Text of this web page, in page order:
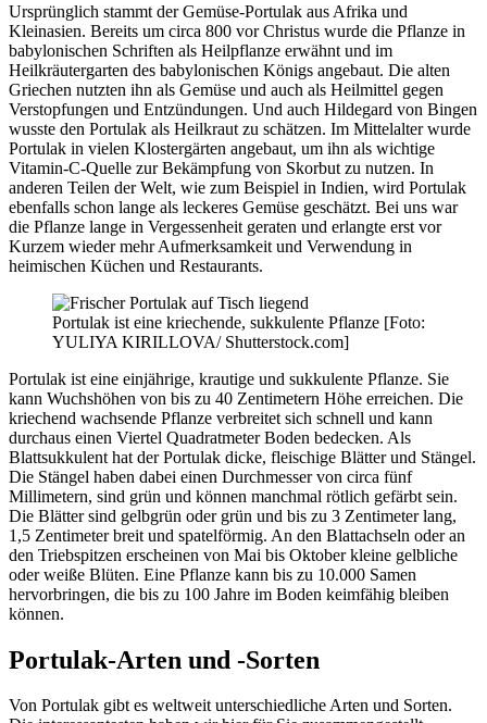
Ursprünglich stammt der Gemüse-Portulak aus Afrika und
Kleinasien. Bereits um circa 800 vor Christus wurde die Pflanze in
babylonischen Schriften als Heilpflanze erwähnt und im
Heilkräutergarten des babylonischen Königs angebaut. Die alten
Griechen nutzten ihn als Gemüse und auch als Heilmittel gegen
Verstopfungen und Entzündungen. Und auch Hildegard von Bingen
wusste den Portulak als Heilkraut zu schätzen. Im Mittelalter wurde
Portulak in vielen Klostergärten angebaut, um ihn als wichtige
Vitamin-C-Quelle zur Bekämpfung von Skorbut zu nutzen. In
anderen Teilen der Welt, wie zum Beispiel in Indien, wird Portulak
ebenfalls schon lange als leckeres Gemüse geschätzt. Bei uns war
die Pflanze lange in Vergessenheit geraten und erlangte erst vor
Kurzem wieder mehr Aufmerksamkeit und Verwendung in
heimischen Küchen und Restaurants.
Portulak ist eine kriechende, sukkulente Pflanze [Foto:
YULIYA KIRILLOVA/ Shutterstock.com]
Portulak ist eine einjährige, krautige und sukkulente Pflanze. Sie
kann Wuchshöhen von bis zu 40 Zentimetern Höhe erreichen. Die
kriechend wachsende Pflanze verbreitet sich schnell und kann
durchaus einen Viertel Quadratmeter Boden bedecken. Als
Blattsukkulent hat der Portulak dicke, fleischige Blätter und Stängel.
Die Stängel haben dabei einen Durchmesser von circa fünf
Millimetern, sind grün und können manchmal rötlich gefärbt sein.
Die Blätter sind gelbgrün oder grün und bis zu 3 Zentimeter lang,
1,5 Zentimeter breit und spatelförmig. An den Blattachseln oder an
den Triebspitzen erscheinen von Mai bis Oktober kleine gelbliche
oder weiße Blüten. Eine Pflanze kann bis zu 10.000 Samen
hervorbringen, die bis zu 100 Jahre im Boden keimfähig bleiben
können.
Portulak-Arten und -Sorten
Von Portulak gibt es weltweit unterschiedliche Arten und Sorten.